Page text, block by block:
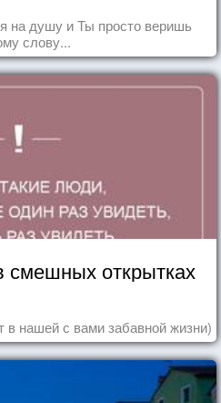
на душу и Ты просто веришь
слову...
смешных открытках
в нашей с вами забавной жизни)